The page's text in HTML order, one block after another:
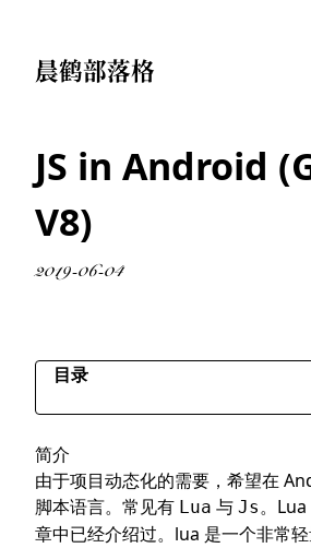
晨鹤部落格
JS in Android
V8)
2019-06-04
目录
J2V8
HelloWorld
内存管理
简介
由于项目动态化的需要，希望在
脚本语言。常见有 Lua 与Js。
章中已经介绍过。lua 是一个非常